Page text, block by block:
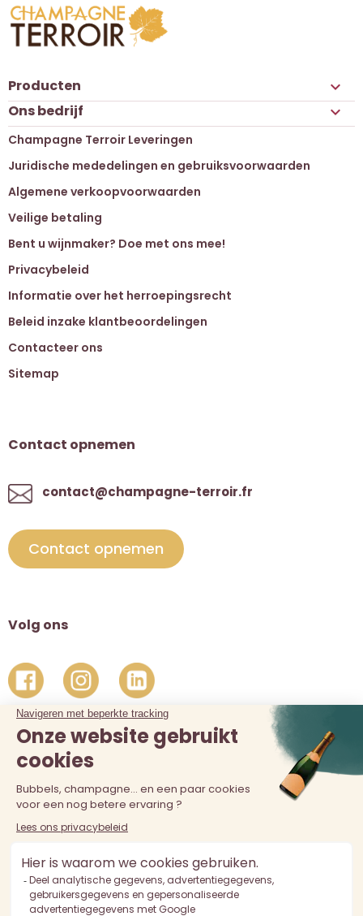
Producten 
Ons bedrijf 
Champagne Terroir Leveringen
Juridische mededelingen en gebruiksvoorwaarden
Algemene verkoopvoorwaarden
Veilige betaling
Bent u wijnmaker? Doe met ons mee!
Privacybeleid
Informatie over het herroepingsrecht
Beleid inzake klantbeoordelingen
Contacteer ons
Sitemap
Contact opnemen
contact@champagne-terroir.fr
Contact opnemen
Volg ons
De verkoop van alcohol aan personen jonger dan 18 jaar is
verboden. Alcoholmisbruik is schadelijk voor de gezondheid.